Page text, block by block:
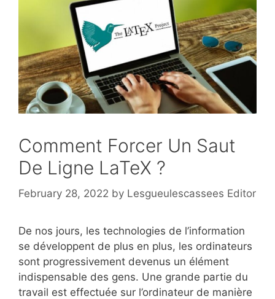
Comment Forcer Un Saut
De Ligne LaTeX ?
February 28, 2022 by Lesgueulescassees Editor
De nos jours, les technologies de l’information
se développent de plus en plus, les ordinateurs
sont progressivement devenus un élément
indispensable des gens. Une grande partie du
travail est effectuée sur l’ordinateur de manière